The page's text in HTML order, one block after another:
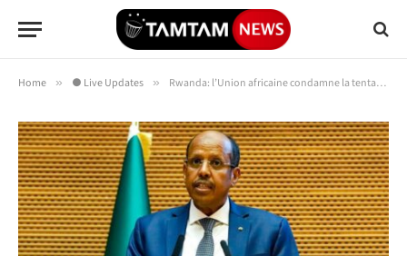
Home » ● Live Updates » Rwanda: l’Union africaine condamne la tentative d’établir une administration parallèle dans l’Est de la RDC